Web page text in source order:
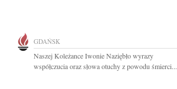
GDAŃSK
Naszej Koleżance Iwonie Naziębło wyrazy
współczucia oraz słowa otuchy z powodu śmierci...